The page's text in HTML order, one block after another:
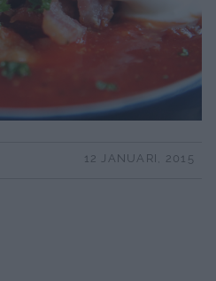
12 JANUARI, 2015